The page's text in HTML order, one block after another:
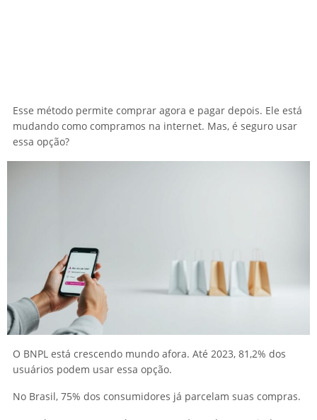
Esse método permite comprar agora e pagar depois. Ele está
mudando como compramos na internet. Mas, é seguro usar
essa opção?
O BNPL está crescendo mundo afora. Até 2023, 81,2% dos
usuários podem usar essa opção.
No Brasil, 75% dos consumidores já parcelam suas compras.